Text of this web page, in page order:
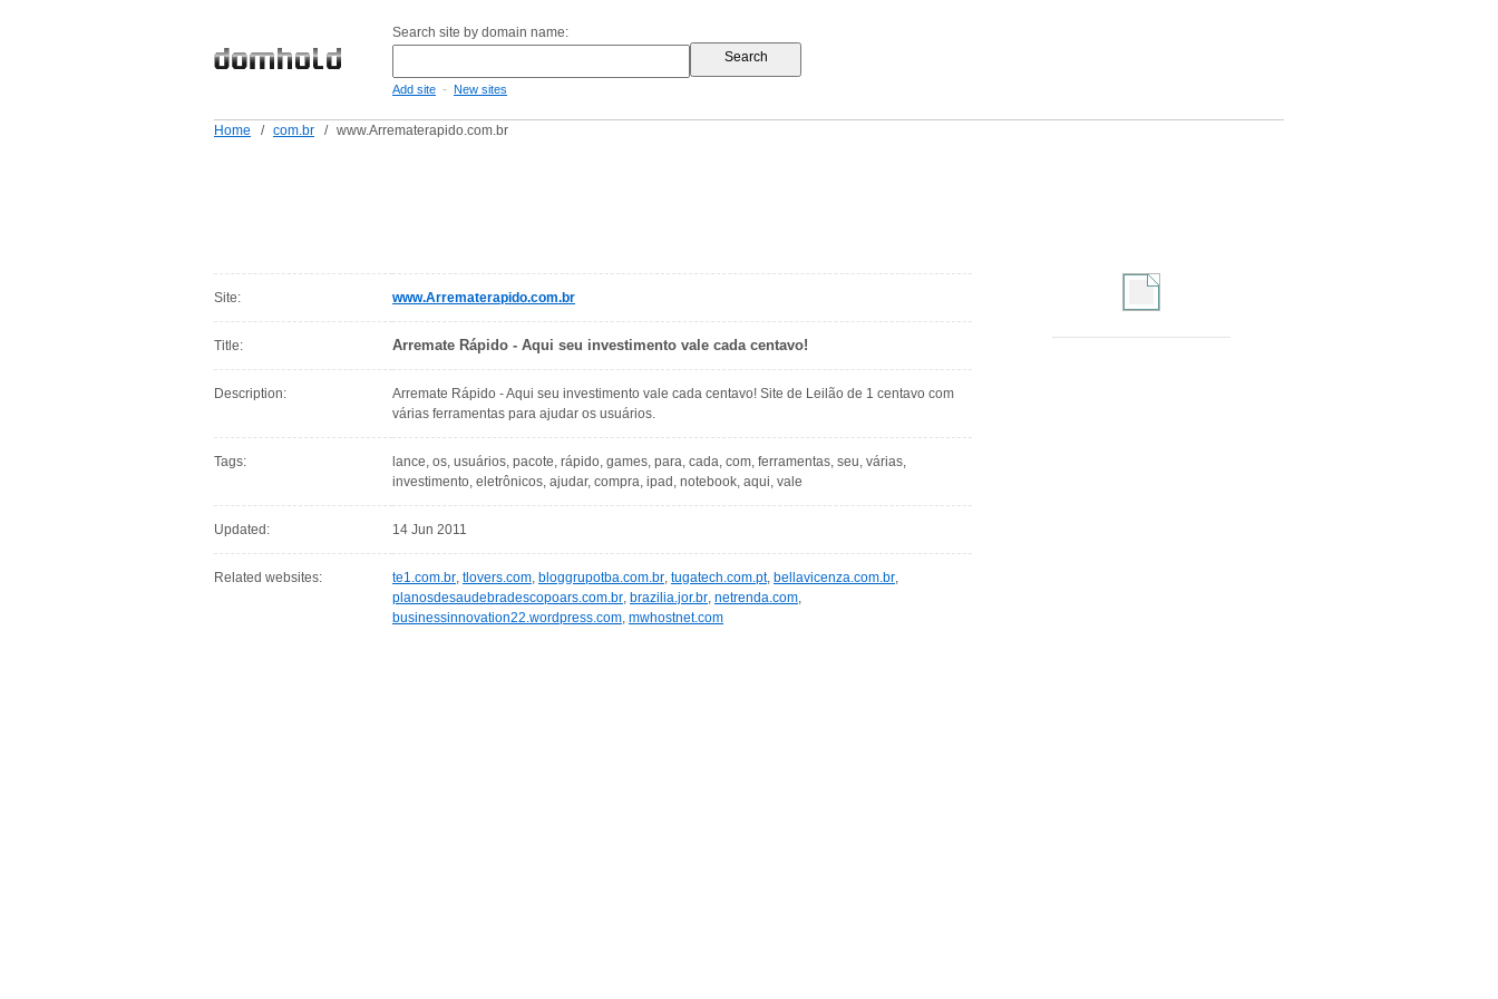
Search site by domain name:
Add site - New sites
Home / com.br / www.Arrematerapido.com.br
Site: www.Arrematerapido.com.br
Title: Arremate Rápido - Aqui seu investimento vale cada centavo!
Description:
Arremate Rápido - Aqui seu investimento vale cada centavo! Site de Leilão de 1 centavo com
várias ferramentas para ajudar os usuários.
Tags:
lance, os, usuários, pacote, rápido, games, para, cada, com, ferramentas, seu, várias,
investimento, eletrônicos, ajudar, compra, ipad, notebook, aqui, vale
Updated: 14 Jun 2011
Related websites: te1.com.br, tlovers.com, bloggrupotba.com.br, tugatech.com.pt, bellavicenza.com.br,
planosdesaudebradescopoars.com.br, brazilia.jor.br, netrenda.com,
businessinnovation22.wordpress.com, mwhostnet.com